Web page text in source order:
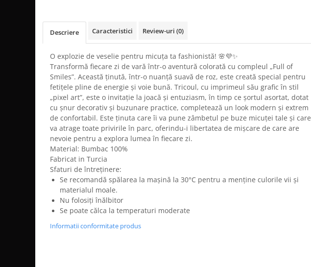
Descriere Caracteristici Review-uri (0)
O explozie de veselie pentru micuța ta fashionistă! 🌸💜✨
Transformă fiecare zi de vară într-o aventură colorată cu compleul „Full of
Smiles”. Această ținută, într-o nuanță suavă de roz, este creată special pentru
fetițele pline de energie și voie bună. Tricoul, cu imprimeul său grafic în stil
„pixel art”, este o invitație la joacă și entuziasm, în timp ce șortul asortat, dotat
cu șnur decorativ și buzunare practice, completează un look modern și extrem
de confortabil. Este ținuta care îi va pune zâmbetul pe buze micuței tale și care
va atrage toate privirile în parc, oferindu-i libertatea de mișcare de care are
nevoie pentru a explora lumea în fiecare zi.
Material: Bumbac 100%
Fabricat in Turcia
Sfaturi de întreținere:
Se recomandă spălarea la mașină la 30°C pentru a menține culorile vii și
materialul moale.
Nu folosiți înălbitor
Se poate călca la temperaturi moderate
Informatii conformitate produs